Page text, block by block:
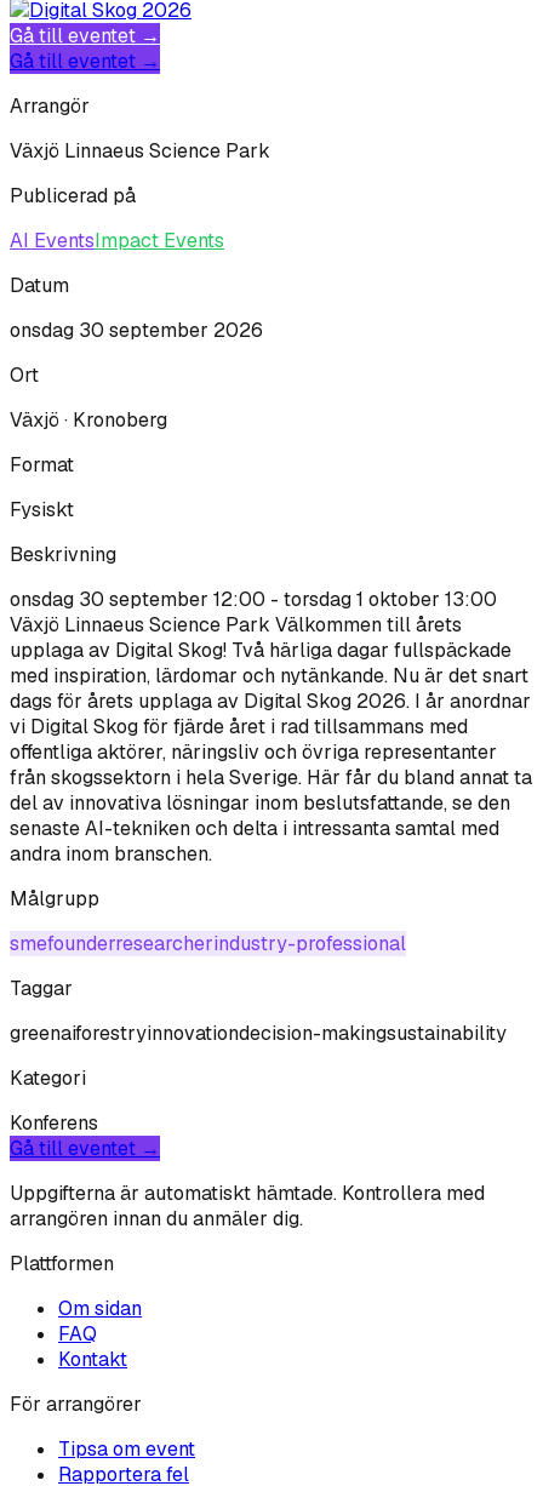
Gå till eventet →
Gå till eventet →
Arrangör
Växjö Linnaeus Science Park
Publicerad på
AI EventsImpact Events
Datum
onsdag 30 september 2026
Ort
Växjö · Kronoberg
Format
Fysiskt
Beskrivning
onsdag 30 september 12:00 - torsdag 1 oktober 13:00
Växjö Linnaeus Science Park Välkommen till årets
upplaga av Digital Skog! Två härliga dagar fullspäckade
med inspiration, lärdomar och nytänkande. Nu är det snart
dags för årets upplaga av Digital Skog 2026. I år anordnar
vi Digital Skog för fjärde året i rad tillsammans med
offentliga aktörer, näringsliv och övriga representanter
från skogssektorn i hela Sverige. Här får du bland annat ta
del av innovativa lösningar inom beslutsfattande, se den
senaste AI-tekniken och delta i intressanta samtal med
andra inom branschen.
Målgrupp
smefounderresearcherindustry-professional
Taggar
greenaiforestryinnovationdecision-makingsustainability
Kategori
Konferens
Gå till eventet →
Uppgifterna är automatiskt hämtade. Kontrollera med
arrangören innan du anmäler dig.
Plattformen
Om sidan
FAQ
Kontakt
För arrangörer
Tipsa om event
Rapportera fel